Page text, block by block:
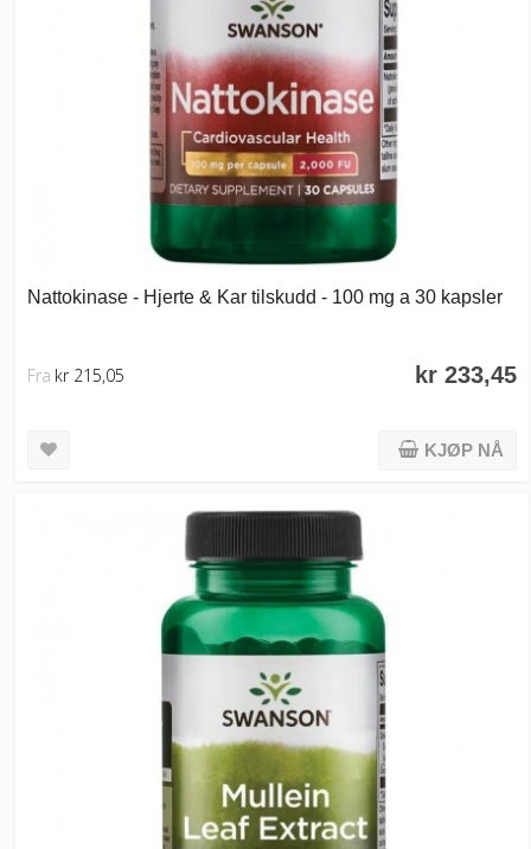
Nattokinase - Hjerte & Kar tilskudd - 100 mg a 30 kapsler
kr 233,45
Fra kr 215,05
KJØP NÅ